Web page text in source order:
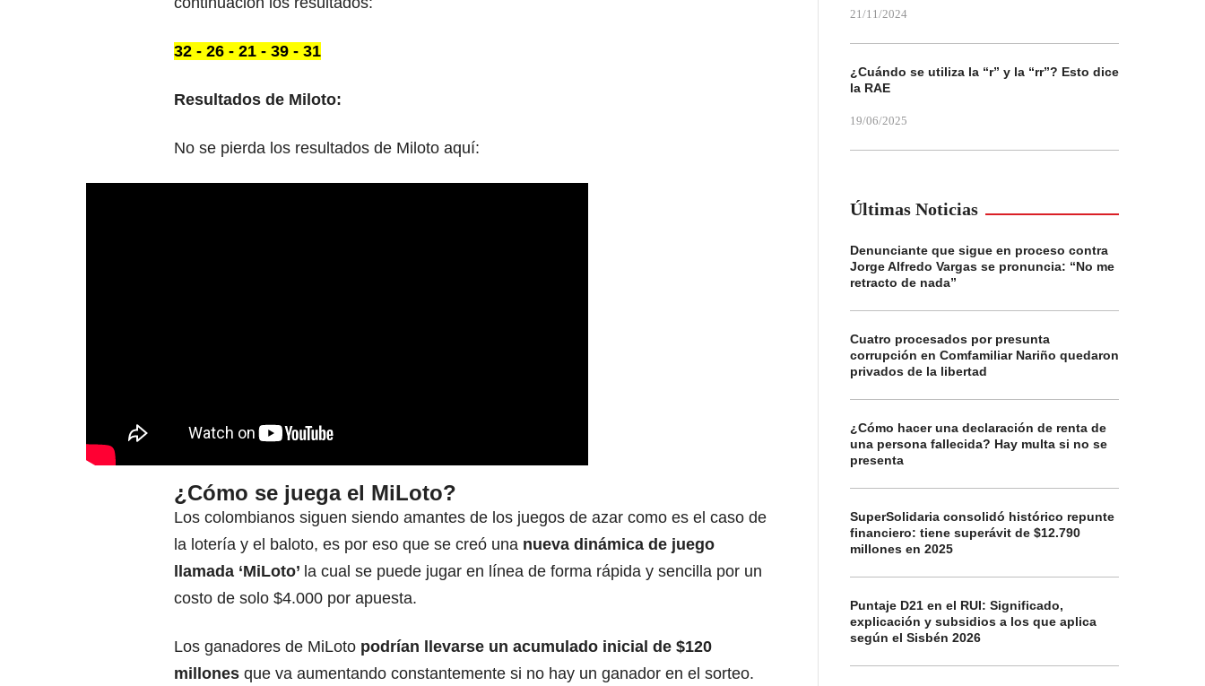
32 - 26 - 21 - 39 - 31
Resultados de Miloto:
No se pierda los resultados de Miloto aquí:
¿Cómo se juega el MiLoto?
Los colombianos siguen siendo amantes de los juegos de azar como es el caso de
la lotería y el baloto, es por eso que se creó una nueva dinámica de juego
llamada ‘MiLoto’ la cual se puede jugar en línea de forma rápida y sencilla por un
costo de solo $4.000 por apuesta.
Los ganadores de MiLoto podrían llevarse un acumulado inicial de $120
millones que va aumentando constantemente si no hay un ganador en el sorteo.
21/11/2024
¿Cuándo se utiliza la “r” y la “rr”? Esto dice
la RAE
19/06/2025
Últimas Noticias
Denunciante que sigue en proceso contra
Jorge Alfredo Vargas se pronuncia: “No me
retracto de nada”
Cuatro procesados por presunta
corrupción en Comfamiliar Nariño quedaron
privados de la libertad
¿Cómo hacer una declaración de renta de
una persona fallecida? Hay multa si no se
presenta
SuperSolidaria consolidó histórico repunte
financiero: tiene superávit de $12.790
millones en 2025
Puntaje D21 en el RUI: Significado,
explicación y subsidios a los que aplica
según el Sisbén 2026